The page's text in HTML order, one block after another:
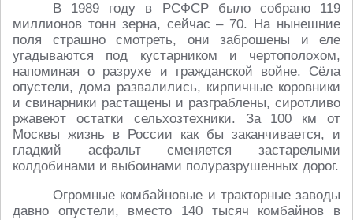
В 1989 году в РСФСР было собрано 119
миллионов тонн зерна, сейчас – 70. На нынешние
поля страшно смотреть, они заброшены и еле
угадываются под кустарником и чертополохом,
напоминая о разрухе и гражданской войне. Сёла
опустели, дома развалились, кирпичные коровники
и свинарники растащены и разграблены, сиротливо
ржавеют остатки сельхозтехники. За 100 км от
Москвы жизнь в России как бы заканчивается, и
гладкий асфальт сменяется застарелыми
колдобинами и выбоинами полуразрушенных дорог.
Огромные комбайновые и тракторные заводы
давно опустели, вместо 140 тысяч комбайнов в